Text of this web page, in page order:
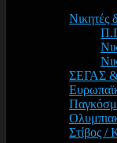
Νικητές
ΣΕΓΑΣ
Στίβος /